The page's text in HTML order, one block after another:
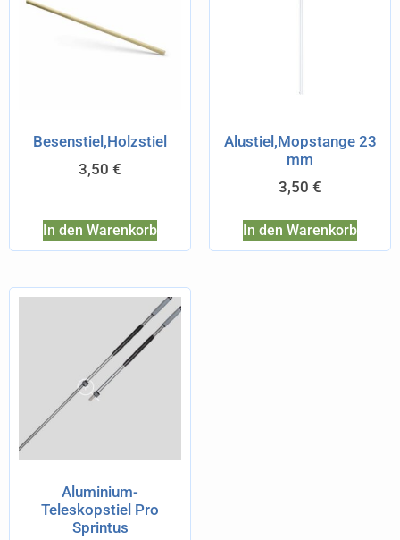
Besenstiel,Holzstiel
3,50 €
In den Warenkorb
Alustiel,Mopstange 23
mm
3,50 €
In den Warenkorb
Aluminium-
Teleskopstiel Pro
Sprintus